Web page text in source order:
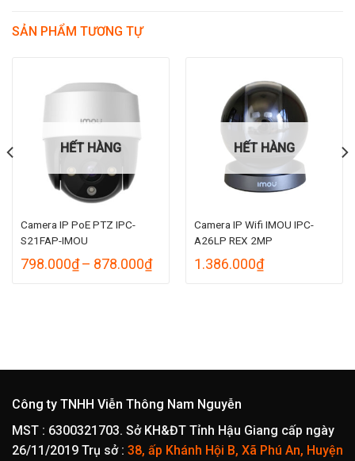
SẢN PHẨM TƯƠNG TỰ
HẾT HÀNG
Camera IP PoE PTZ IPC-
S21FAP-IMOU
798.000₫ – 878.000₫Khoảng
HẾT HÀNG
Camera IP Wifi IMOU IPC-
A26LP REX 2MP
1.386.000₫
Công ty TNHH Viễn Thông Nam Nguyễn
MST : 6300321703. Sở KH&ĐT Tỉnh Hậu Giang cấp ngày
26/11/2019 Trụ sở : 38, ấp Khánh Hội B, Xã Phú An, Huyện